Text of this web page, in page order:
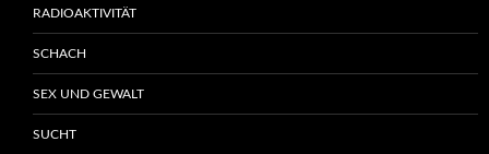
RADIOAKTIVITÄT
SCHACH
SEX UND GEWALT
SUCHT